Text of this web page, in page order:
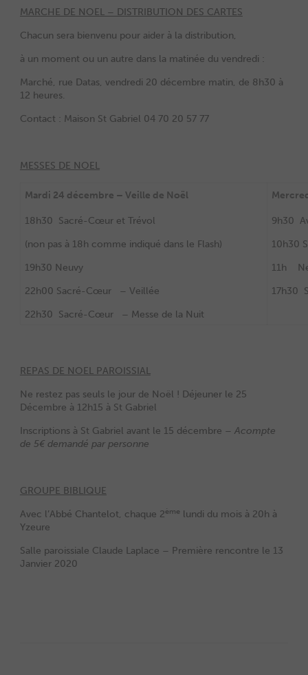
MARCHE DE NOEL – DISTRIBUTION DES CARTES
Chacun sera bienvenu pour aider à la distribution,
à un moment ou un autre dans la matinée du vendredi :
Marché, rue Datas, vendredi 20 décembre matin, de 8h30 à
12 heures.
Contact : Maison St Gabriel 04 70 20 57 77
MESSES DE NOEL
Mardi 24 décembre – Veille de Noël
18h30 Sacré-Cœur et Trévol
(non pas à 18h comme indiqué dans le Flash)
19h30 Neuvy
22h00 Sacré-Cœur – Veillée
22h30 Sacré-Cœur – Messe de la Nuit
9h30
10h30
11h
17h30
REPAS DE NOEL PAROISSIAL
Ne restez pas seuls le jour de Noël ! Déjeuner le 25
Décembre à 12h15 à St Gabriel
Inscriptions à St Gabriel avant le 15 décembre – Acompte
de 5€ demandé par personne
GROUPE BIBLIQUE
Avec l’Abbé Chantelot, chaque 2ème lundi du mois à 20h à
Yzeure
Salle paroissiale Claude Laplace – Première rencontre le 13
Janvier 2020